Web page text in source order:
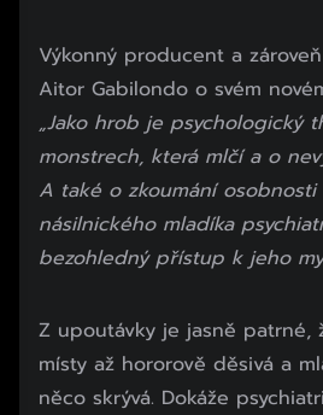
Výkonný producent a
Aitor Gabilondo o svém
„Jako hrob je psychologický
monstrech, která mlčí a o
A také o zkoumání osobnosti
násilnického mladíka
bezohledný přístup k jeho
Začátek reklamy
Konec reklamy
Z upoutávky je jasně patrné,
místy až hororově děsivá a
něco skrývá. Dokáže